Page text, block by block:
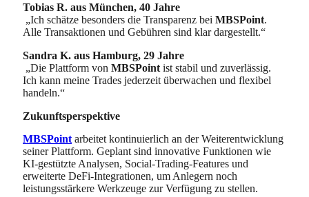
Tobias R. aus München, 40 Jahre
„Ich schätze besonders die Transparenz bei MBSPoint.
Alle Transaktionen und Gebühren sind klar dargestellt.“
Sandra K. aus Hamburg, 29 Jahre
„Die Plattform von MBSPoint ist stabil und zuverlässig.
Ich kann meine Trades jederzeit überwachen und flexibel
handeln.“
Zukunftsperspektive
MBSPoint arbeitet kontinuierlich an der Weiterentwicklung
seiner Plattform. Geplant sind innovative Funktionen wie
KI-gestützte Analysen, Social-Trading-Features und
erweiterte DeFi-Integrationen, um Anlegern noch
leistungsstärkere Werkzeuge zur Verfügung zu stellen.